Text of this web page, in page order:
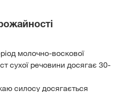
молочно-воскової
сухої речовини досягає 30-
силосу досягається